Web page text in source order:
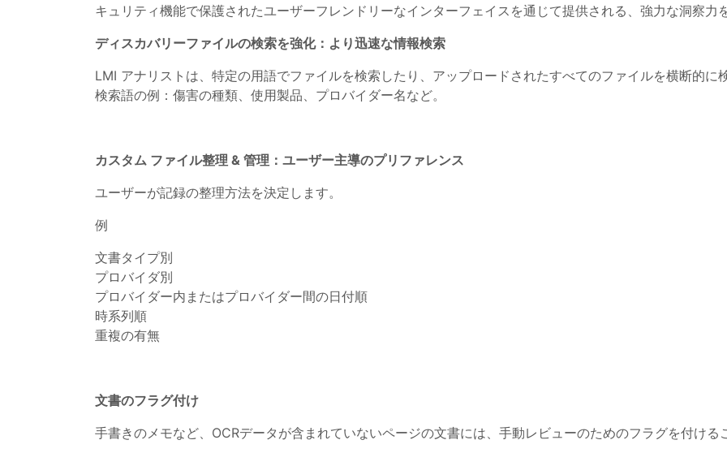
キュリティ機能で保護されたユーザーフレンドリーなインターフェイスを通じて提供される、強力な洞察力
ディスカバリーファイルの検索を強化：より迅速な情報検索
LMI アナリストは、特定の用語でファイルを検索したり、アップロードされたすべてのファイルを横断的に
検索語の例：傷害の種類、使用製品、プロバイダー名など。
カスタム ファイル整理 & 管理：ユーザー主導のプリファレンス
ユーザーが記録の整理方法を決定します。
例
文書タイプ別
プロバイダ別
プロバイダー内またはプロバイダー間の日付順
時系列順
重複の有無
文書のフラグ付け
手書きのメモなど、OCRデータが含まれていないページの文書には、手動レビューのためのフラグを付ける